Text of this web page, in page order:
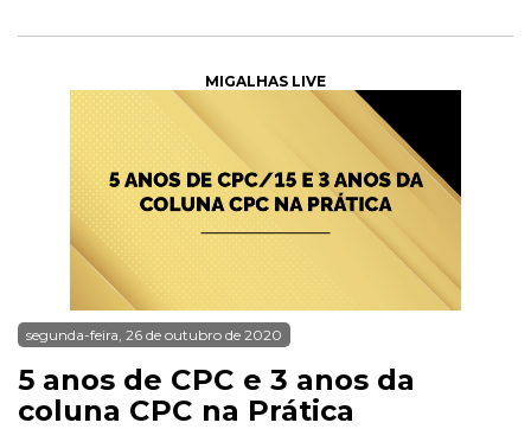
MIGALHAS LIVE
segunda-feira, 26 de outubro de 2020
5 anos de CPC e 3 anos da
coluna CPC na Prática